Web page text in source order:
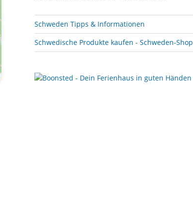
Schweden Tipps & Informationen
Schwedische Produkte kaufen - Schweden-Shop